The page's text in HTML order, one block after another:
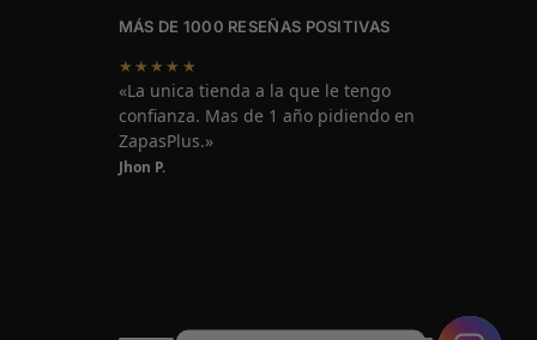
MÁS DE 1000 RESEÑAS POSITIVAS
★★★★★
«La unica tienda a la que le tengo
confianza. Mas de 1 año pidiendo en
ZapasPlus.»
Jhon P.